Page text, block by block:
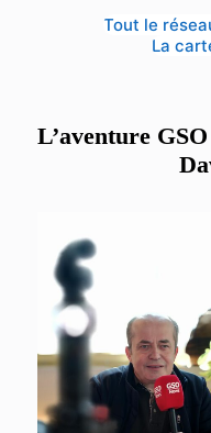
Tout le
La
L’aventure